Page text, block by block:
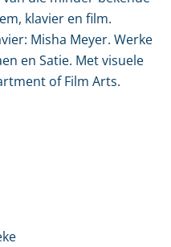
klavier en film.
Misha Meyer. Werke
en Satie. Met visuele
of Film Arts.